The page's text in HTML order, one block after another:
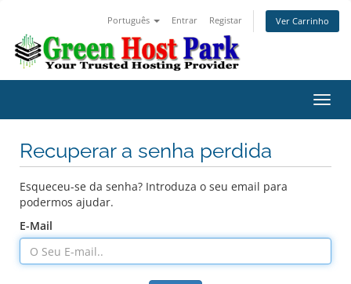
Português Entrar Registar Ver Carrinho
Recuperar a senha perdida
Esqueceu-se da senha? Introduza o seu email para
podermos ajudar.
E-Mail